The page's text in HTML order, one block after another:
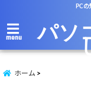
PC
menu パソ
ホーム